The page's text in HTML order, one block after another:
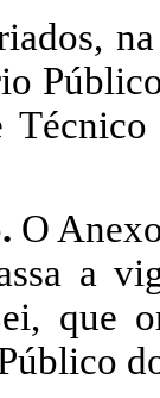
O
a
que